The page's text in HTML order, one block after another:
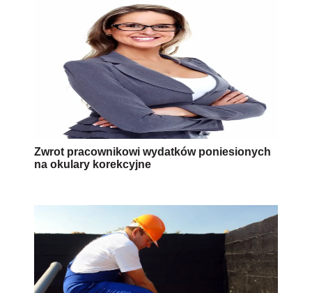
Zwrot pracownikowi wydatków poniesionych
na okulary korekcyjne